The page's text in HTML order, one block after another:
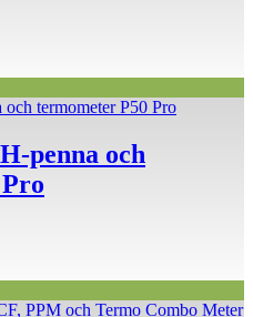
penna och